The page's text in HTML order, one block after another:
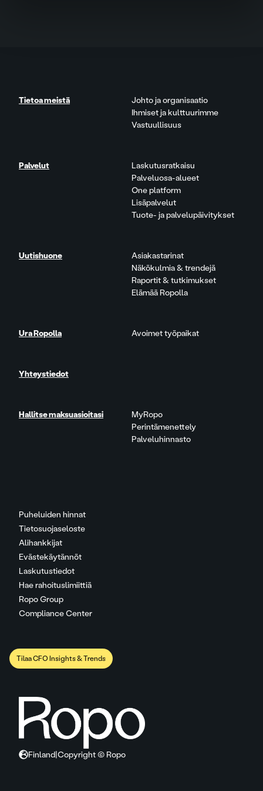
Puheluiden hinnat
Tietosuojaseloste
Alihankkijat
Evästekäytännöt
Laskutustiedot
Hae rahoituslimiittiä
Ropo Group
Compliance Center
Tietoa meistä
Johto ja organisaatio
Ihmiset ja kulttuurimme
Vastuullisuus
Palvelut
Laskutusratkaisu
Palveluosa-alueet
One platform
Lisäpalvelut
Tuote- ja palvelupäivitykset
Uutishuone
Asiakastarinat
Näkökulmia & trendejä
Raportit & tutkimukset
Elämää Ropolla
Ura Ropolla Avoimet työpaikat
Yhteystiedot
Hallitse maksuasioitasi
MyRopo
Perintämenettely
Palveluhinnasto
Tilaa CFO Insights & Trends
Finland Copyright © Ropo